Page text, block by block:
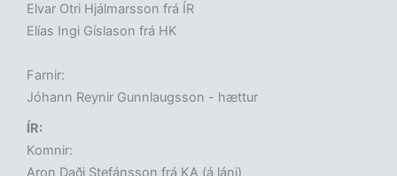
Elvar Otri Hjálmarsson frá ÍR
Elías Ingi Gíslason frá HK
Farnir:
Jóhann Reynir Gunnlaugsson - hættur
ÍR:
Komnir:
Aron Daði Stefánsson frá KA (á láni)